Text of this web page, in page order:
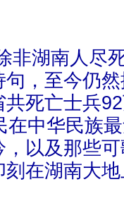
非湖南人尽
，至今仍
共死亡士兵
在中华民族
以及那些
在湖南大